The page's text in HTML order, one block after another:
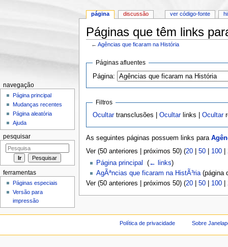
Páginas que têm links
←Agências que ficaram na História
Páginas afluentes
Página:
Filtros
Ocultartransclusões |Ocultarlinks |Ocultar
As seguintes páginas possuem links para
Ver (50 anteriores | próximos 50) (20| 50| 100|
Página principal
(← links)
AgÃªncias que ficaram na HistÃ³ria(página
Ver (50 anteriores | próximos 50) (20| 50| 100|
página discussão ver código-fonte
navegação
Página principal
Mudanças recentes
Página aleatória
Ajuda
pesquisar
ferramentas
Páginas especiais
Versão para
impressão
Política de privacidade Sobre